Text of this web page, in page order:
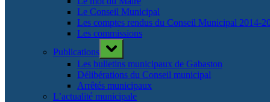
Le Conseil Municipal
Les comptes rendus du Conseil Municipal 2014-
Les commissions
Publications
Toggle
sub-
menu
Les bulletins municipaux de Gabaston
Délibérations du Conseil municipal
Arrêtés municipaux
L’actualité municipale